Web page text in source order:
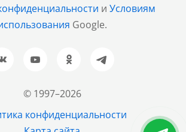
© 1997–2026
конфиденциальности
и Условиям
Google.
93-93
37-37